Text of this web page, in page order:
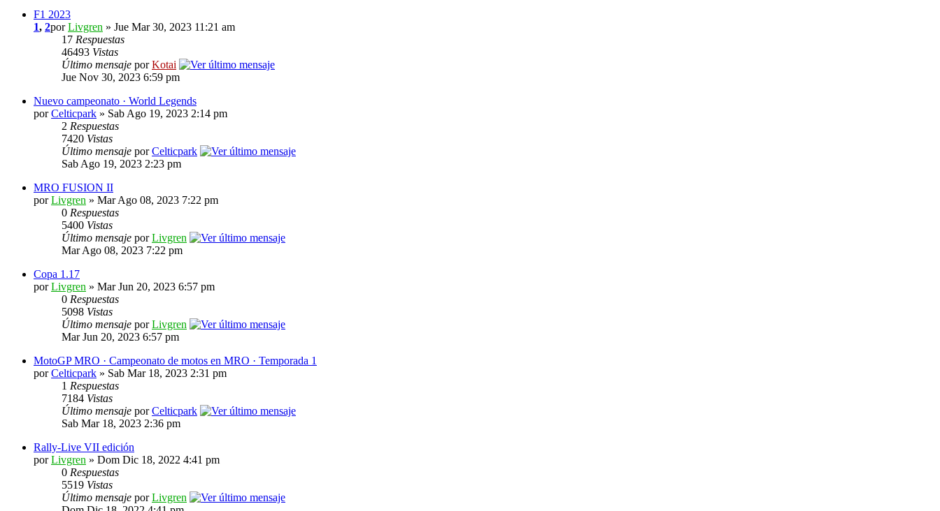
F1 2023
1, 2porLivgren » Jue Mar 30, 2023 11:21 am
17 Respuestas
46493 Vistas
Último mensaje porKotai
Jue Nov 30, 2023 6:59 pm
Nuevo campeonato · World Legends
porCelticpark » Sab Ago 19, 2023 2:14 pm
2 Respuestas
7420 Vistas
Último mensaje porCelticpark
Sab Ago 19, 2023 2:23 pm
MRO FUSION II
porLivgren » Mar Ago 08, 2023 7:22 pm
0 Respuestas
5400 Vistas
Último mensaje porLivgren
Mar Ago 08, 2023 7:22 pm
Copa 1.17
porLivgren » Mar Jun 20, 2023 6:57 pm
0 Respuestas
5098 Vistas
Último mensaje porLivgren
Mar Jun 20, 2023 6:57 pm
MotoGP MRO · Campeonato de motos en MRO · Temporada 1
porCelticpark » Sab Mar 18, 2023 2:31 pm
1 Respuestas
7184 Vistas
Último mensaje porCelticpark
Sab Mar 18, 2023 2:36 pm
Rally-Live VII edición
porLivgren » Dom Dic 18, 2022 4:41 pm
0 Respuestas
5519 Vistas
Último mensaje porLivgren